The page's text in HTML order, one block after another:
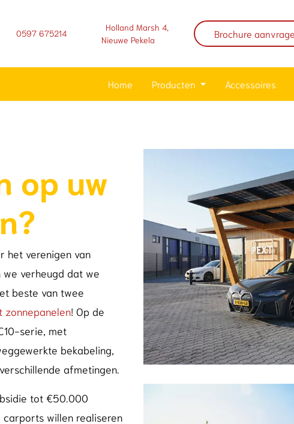
0597 675214
Holland Marsh 4,
Nieuwe Pekela
Brochure
Home Producten Accessoires
op uw
het verenigen van
we verheugd dat we
beste van twee
! Op de
serie, met
bekabeling,
afmetingen.
tot €50.000
willen realiseren
album